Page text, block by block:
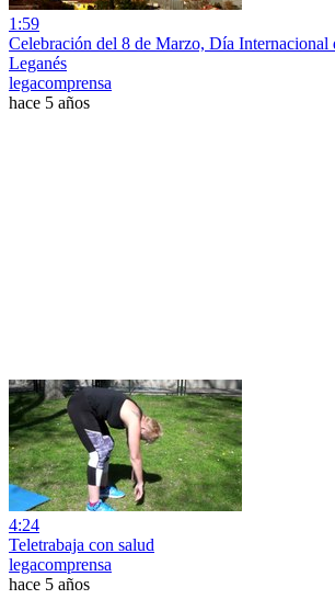
1:59
Celebración del 8 de Marzo, Día Internacional
Leganés
legacomprensa
hace 5 años
4:24
Teletrabaja con salud
legacomprensa
hace 5 años